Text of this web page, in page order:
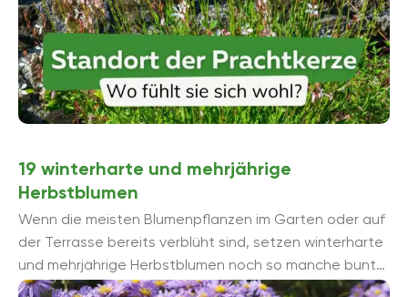
19 winterharte und mehrjährige
Herbstblumen
Wenn die meisten Blumenpflanzen im Garten oder auf
der Terrasse bereits verblüht sind, setzen winterharte
und mehrjährige Herbstblumen noch so manche bunte
Akzente in der herbstlichen Zeit. Die ...